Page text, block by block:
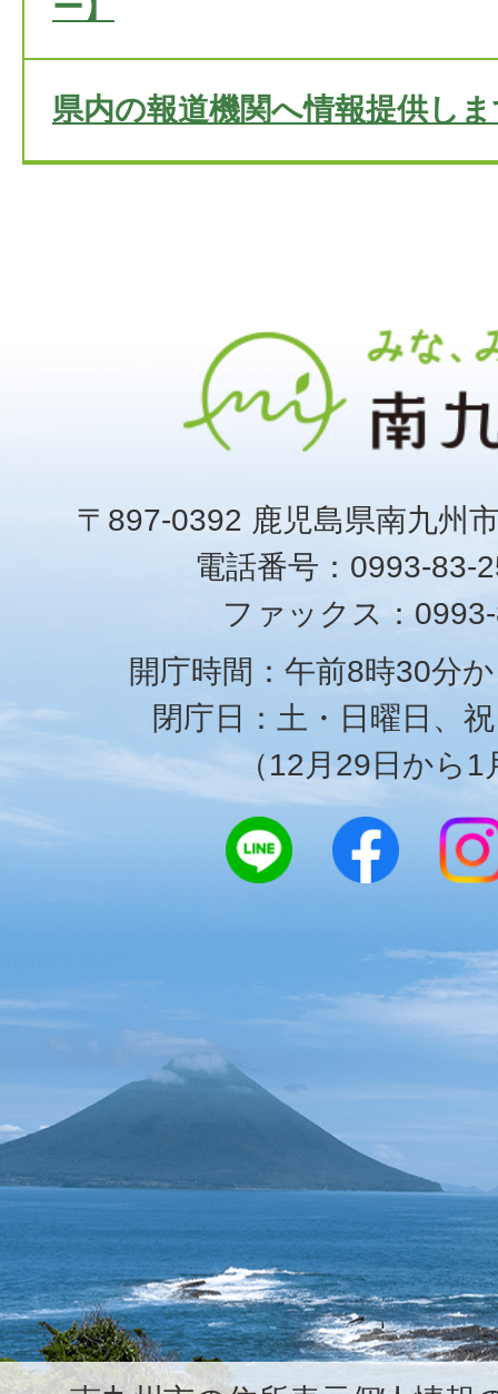
ー】
県内の報道機関へ情報提供し
〒897-0392 鹿児島県南九州
電話番号：0993-83-
ファックス：
開庁時間：午前8時30分
閉庁日：土・日曜日、
（12月29日から1